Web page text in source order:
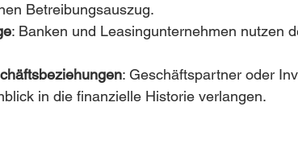
Betreibungsauszug.
: Banken und Leasingunternehmen nutzen
: Geschäftspartner oder
in die finanzielle Historie verlangen.